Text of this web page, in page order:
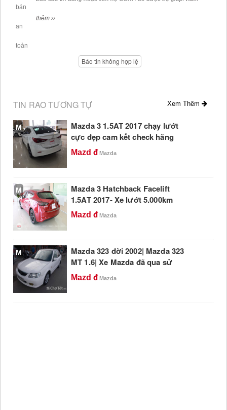
thêm ››
Báo tin không hợp lệ
TIN RAO TƯƠNG TỰ Xem Thêm
M
Mazda 3 1.5AT 2017 chạy lướt
cực đẹp cam kết check hãng
Mazd Mazda
M
Mazda 3 Hatchback Facelift
1.5AT 2017- Xe lướt 5.000km
Mazd Mazda
M
Mazda 323 đời 2002| Mazda 323
MT 1.6| Xe Mazda đã qua sử
dụng
Mazd Mazda